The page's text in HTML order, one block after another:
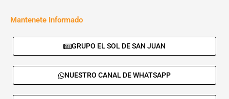
Mantenete Informado
GRUPO EL SOL DE SAN JUAN
NUESTRO CANAL DE WHATSAPP